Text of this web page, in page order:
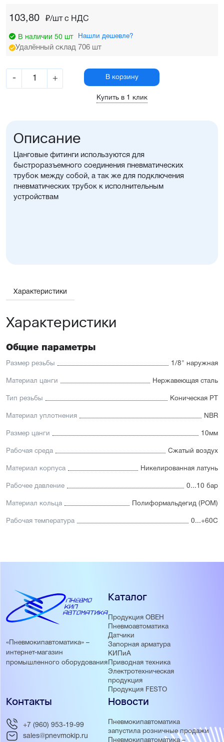
103,80 ₽/шт c НДС
В наличии 50 шт Нашли дешевле?
Удалённый склад 706 шт
- + В корзину
Купить в 1 клик
Описание
Цанговые фитинги используются для
быстроразъемного соединения пневматических
трубок между собой, а так же для подключения
пневматических трубок к исполнительным
устройствам
Характеристики
Характеристики
Общие параметры
Размер резьбы 1/8" наружная
Материал цанги Нержавеющая сталь
Тип резьбы Коническая PT
Материал уплотнения NBR
Размер цанги 10мм
Рабочая среда Сжатый воздух
Материал корпуса Никелированная латунь
Рабочее давление 0...10 бар
Материал кольца Полиформальдегид (POM)
Рабочая температура 0...+60С
«Пневмокипавтоматика» –
интернет-магазин
промышленного оборудования
Каталог
Продукция ОВЕН
Пневмоавтоматика
Датчики
Запорная арматура
КИПиА
Приводная техника
Электротехническая
продукция
Продукция FESTO
Новости
Пневмокипавтоматика
запустила розничные продажи
Пневмокипавтоматика –
Контакты
+7 (960) 953-19-99
sales@pnevmokip.ru